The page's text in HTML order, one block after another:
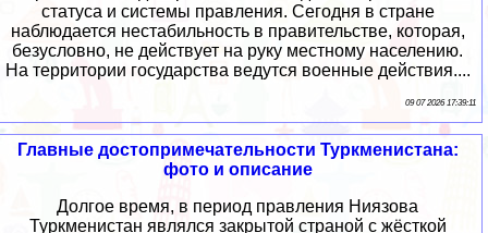
статуса и системы правления. Сегодня в стране
наблюдается нестабильность в правительстве, которая,
безусловно, не действует на руку местному населению.
На территории государства ведутся военные действия....
09 07 2026 17:39:11
Главные достопримечательности Туркменистана:
фото и описание
Долгое время, в период правления Ниязова
Туркменистан являлся закрытой страной с жёсткой